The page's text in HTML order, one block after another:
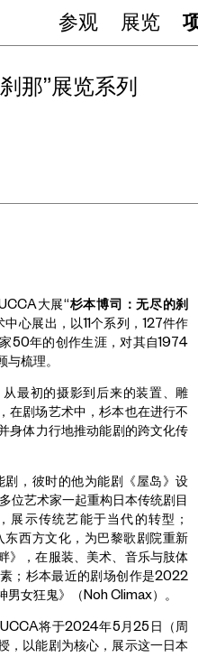
参观 展览
那”展览系列
大展“杉本博司：无尽的刹
心展出，以11个系列，127件作
50年的创作生涯，对其自1974
与梳理。
最初的摄影到后来的装置、雕
在剧场艺术中，杉本也在进行不
并身体力行地推动能剧的跨文化传
，彼时的他为能剧《屋岛》设
位艺术家一起重构日本传统剧目
展示传统艺能于当代的转型；
西方文化，为巴黎歌剧院重新
》，在服装、美术、音乐与肢体
；杉本最近的剧场创作是2022
男女狂鬼》（Noh Climax）。
将于2024年5月25日（周
，以能剧为核心，展示这一日本